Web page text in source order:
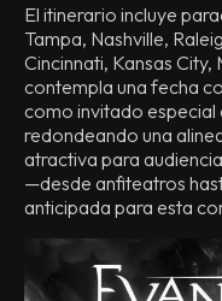
El itinerario incluye
Tampa, Nashville,
Cincinnati, Kansas
contempla una fecha
como invitado
redondeando una
atractiva para
—desde anfiteatros
anticipada para esta